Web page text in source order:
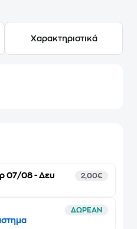
Χαρακτηριστικά
07/08 - Δευ
2,00€
ΔΩΡΕΑΝ